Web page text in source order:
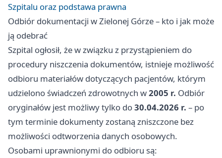
Szpitalu oraz podstawa prawna
Odbiór dokumentacji w Zielonej Górze – kto i jak może
ją odebrać
Szpital ogłosił, że w związku z przystąpieniem do
procedury niszczenia dokumentów, istnieje możliwość
odbioru materiałów dotyczących pacjentów, którym
udzielono świadczeń zdrowotnych w2005 r. Odbiór
oryginałów jest możliwy tylko do30.04.2026 r. – po
tym terminie dokumenty zostaną zniszczone bez
możliwości odtworzenia danych osobowych.
Osobami uprawnionymi do odbioru są: